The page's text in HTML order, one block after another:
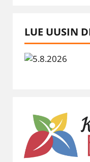
LUE UUSIN